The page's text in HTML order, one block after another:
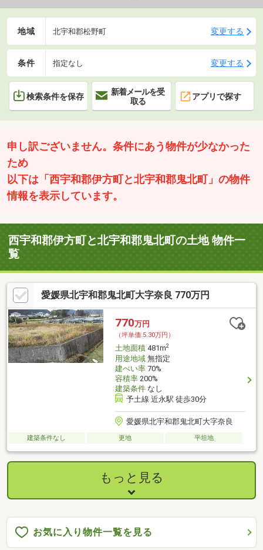
地域 北宇和郡松野町 変更する
条件 指定なし 変更する
検索条件を保存
新着メールを受
取る
アプリで探す
申し訳ございません。条件にあう物件が少なかった
ため
以下は「西宇和郡伊方町と北宇和郡鬼北町」の物件
情報を表示しています。
西宇和郡伊方町と北宇和郡鬼北町の土地 物件一
覧
愛媛県北宇和郡鬼北町大字奈良 770万円
770万円
（坪単価:5.30万円）
土地面積481m2
用途地域無指定
建ぺい率70%
容積率200%
建築条件なし
予土線 近永駅 徒歩30分
愛媛県北宇和郡鬼北町大字奈良
建築条件なし 更地 平坦地
もっと見る
お気に入り物件一覧を見る